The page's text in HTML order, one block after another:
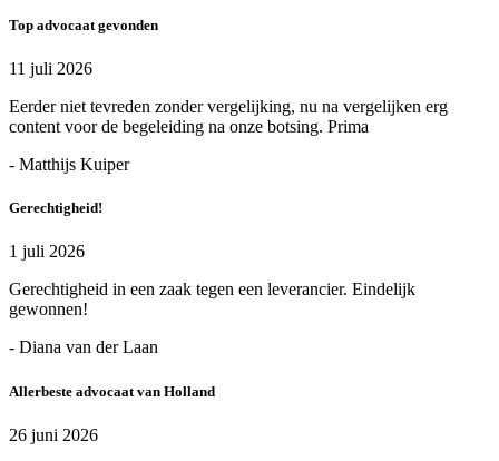
Top advocaat gevonden
11 juli 2026
Eerder niet tevreden zonder vergelijking, nu na vergelijken erg
content voor de begeleiding na onze botsing. Prima
- Matthijs Kuiper
Gerechtigheid!
1 juli 2026
Gerechtigheid in een zaak tegen een leverancier. Eindelijk
gewonnen!
- Diana van der Laan
Allerbeste advocaat van Holland
26 juni 2026